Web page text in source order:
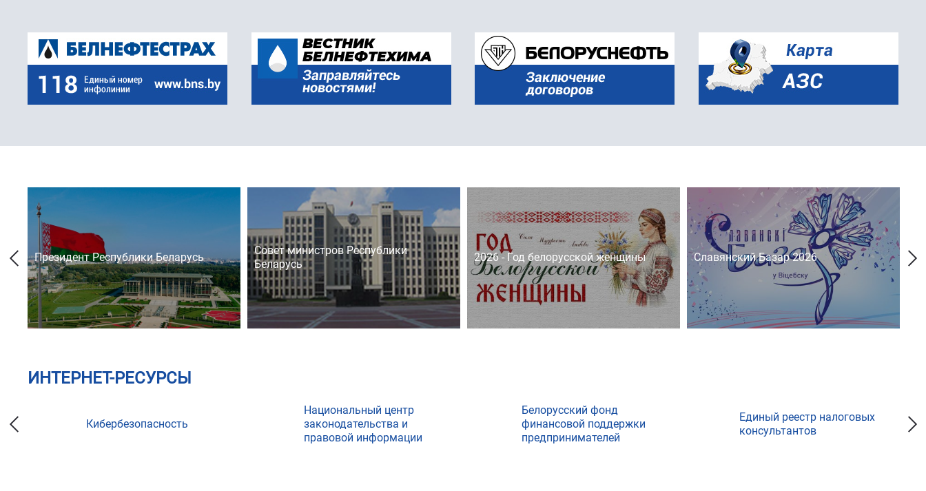
Президент Республики Беларусь
Совет министров Республики
Беларусь
2026 - Год белорусской женщины Славянский Базар 2026
ИНТЕРНЕТ-РЕСУРСЫ
Кибербезопасность
Национальный центр
законодательства и
правовой информации
Белорусский фонд
финансовой поддержки
предпринимателей
Единый реестр налоговых
консультантов